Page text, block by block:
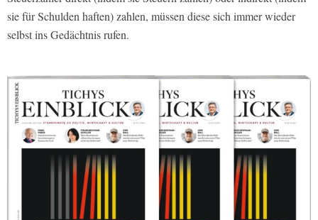
sie für Schulden haften) zahlen, müssen diese sich immer wieder
selbst ins Gedächtnis rufen.